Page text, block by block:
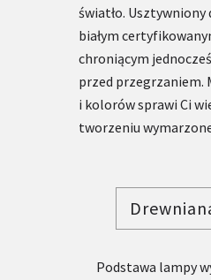
światło.
białym
chroniącym
przed przegrzaniem.
i kolorów sprawi Ci
tworzeniu
Podstawa lampy